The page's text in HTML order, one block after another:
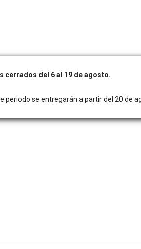
cerrados del 6 al 19 de agosto.
periodo se entregarán a partir del 20 de